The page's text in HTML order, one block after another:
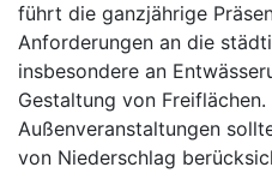
führt die ganzjährige
Anforderungen an die
insbesondere an
Gestaltung von
Außenveranstaltungen
von Niederschlag